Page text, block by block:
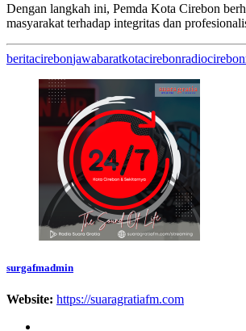
Dengan langkah ini, Pemda Kota Cirebon
masyarakat terhadap integritas dan
beritacirebonjawabaratkotacirebonradiocirebon
surgafmadmin
Website: https://suaragratiafm.com